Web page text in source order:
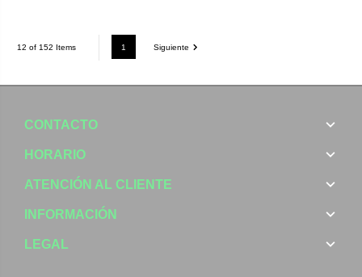
12 of 152 Items 1 Siguiente
CONTACTO
HORARIO
ATENCIÓN AL CLIENTE
INFORMACIÓN
LEGAL